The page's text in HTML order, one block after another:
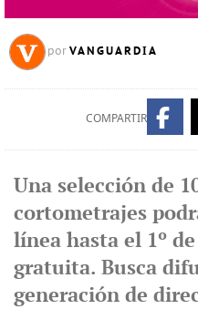
por VANGUARDIA
COMPARTIR
Una selección de
cortometrajes
línea hasta el 1º
gratuita. Busca
generación de